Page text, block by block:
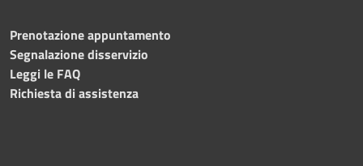
Prenotazione appuntamento
Segnalazione disservizio
Leggi le FAQ
Richiesta di assistenza